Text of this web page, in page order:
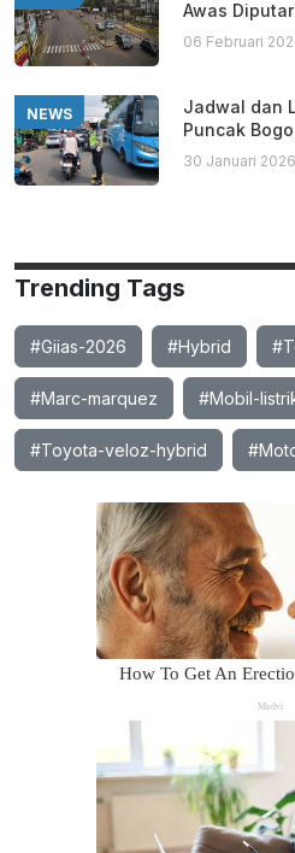
Awas
06 Februari
NEWS
Jadwal dan
Puncak
30 Januari
Trending Tags
#Giias-2026 #Hybrid
#Marc-marquez #Mobil-
#Toyota-veloz-hybrid